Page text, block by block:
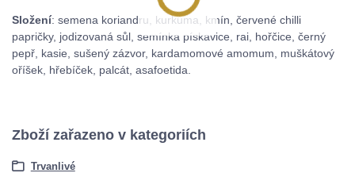
Složení: semena koriandru, kurkuma, kmín, červené chilli
papričky, jodizovaná sůl, semínka pískavice, rai, hořčice, černý
pepř, kasie, sušený zázvor, kardamomové amomum, muškátový
oříšek, hřebíček, palcát, asafoetida.
Zboží zařazeno v kategoriích
Trvanlivé